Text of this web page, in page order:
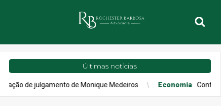
Últimas notícias
de Monique Medeiros Economia Confiança do